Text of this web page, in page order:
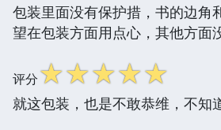
包装里面没有保护措，书的边角
望在包装方面用点心，其他方面
评分☆☆☆☆☆
就这包装，也是不敢恭维，不知